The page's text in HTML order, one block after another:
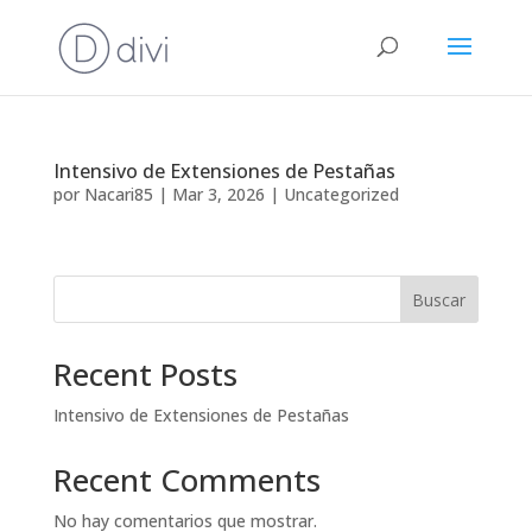
Intensivo de Extensiones de Pestañas
por Nacari85 | Mar 3, 2026 | Uncategorized
Buscar
Recent Posts
Intensivo de Extensiones de Pestañas
Recent Comments
No hay comentarios que mostrar.